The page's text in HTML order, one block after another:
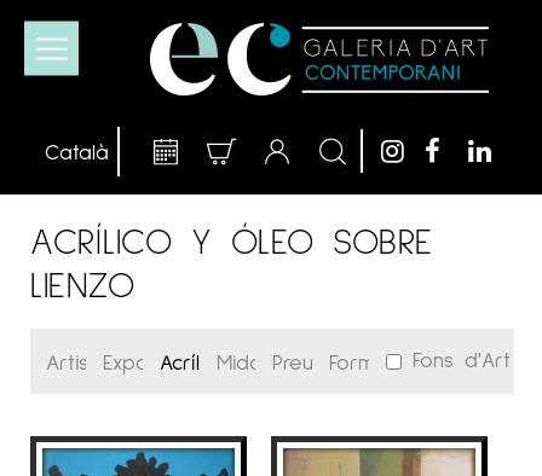
ACRÍLICO Y ÓLEO SOBRE
LIENZO
Fons d'Art